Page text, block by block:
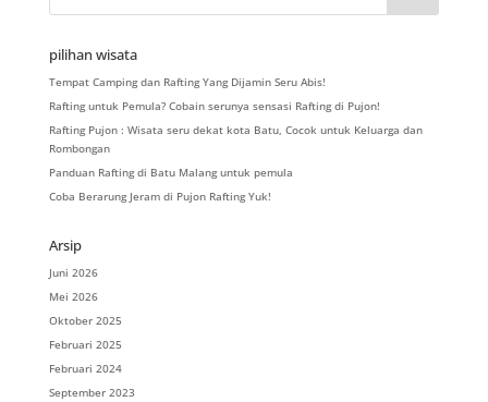
pilihan wisata
Tempat Camping dan Rafting Yang Dijamin Seru Abis!
Rafting untuk Pemula? Cobain serunya sensasi Rafting di Pujon!
Rafting Pujon : Wisata seru dekat kota Batu, Cocok untuk Keluarga dan
Rombongan
Panduan Rafting di Batu Malang untuk pemula
Coba Berarung Jeram di Pujon Rafting Yuk!
Arsip
Juni 2026
Mei 2026
Oktober 2025
Februari 2025
Februari 2024
September 2023